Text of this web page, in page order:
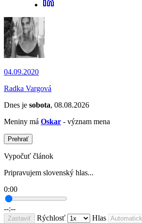
04.09.2020
Radka Vargová
Dnes je sobota, 08.08.2026
Meniny má Oskar - význam mena
Prehrať
Vypočuť článok
Pripravujem slovenský hlas...
0:00
--:--
Zastaviť Rýchlosť Hlas